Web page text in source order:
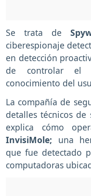
Se trata de
ciberespionaje
en detección
de controlar el
conocimiento del
La compañía de
detalles técnicos
explica cómo
InvisiMole; una
que fue detectado
computadoras